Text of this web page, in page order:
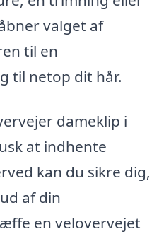
valget af
til en
til netop dit hår.
dameklip i
at indhente
kan du sikre dig,
af din
en velovervejet